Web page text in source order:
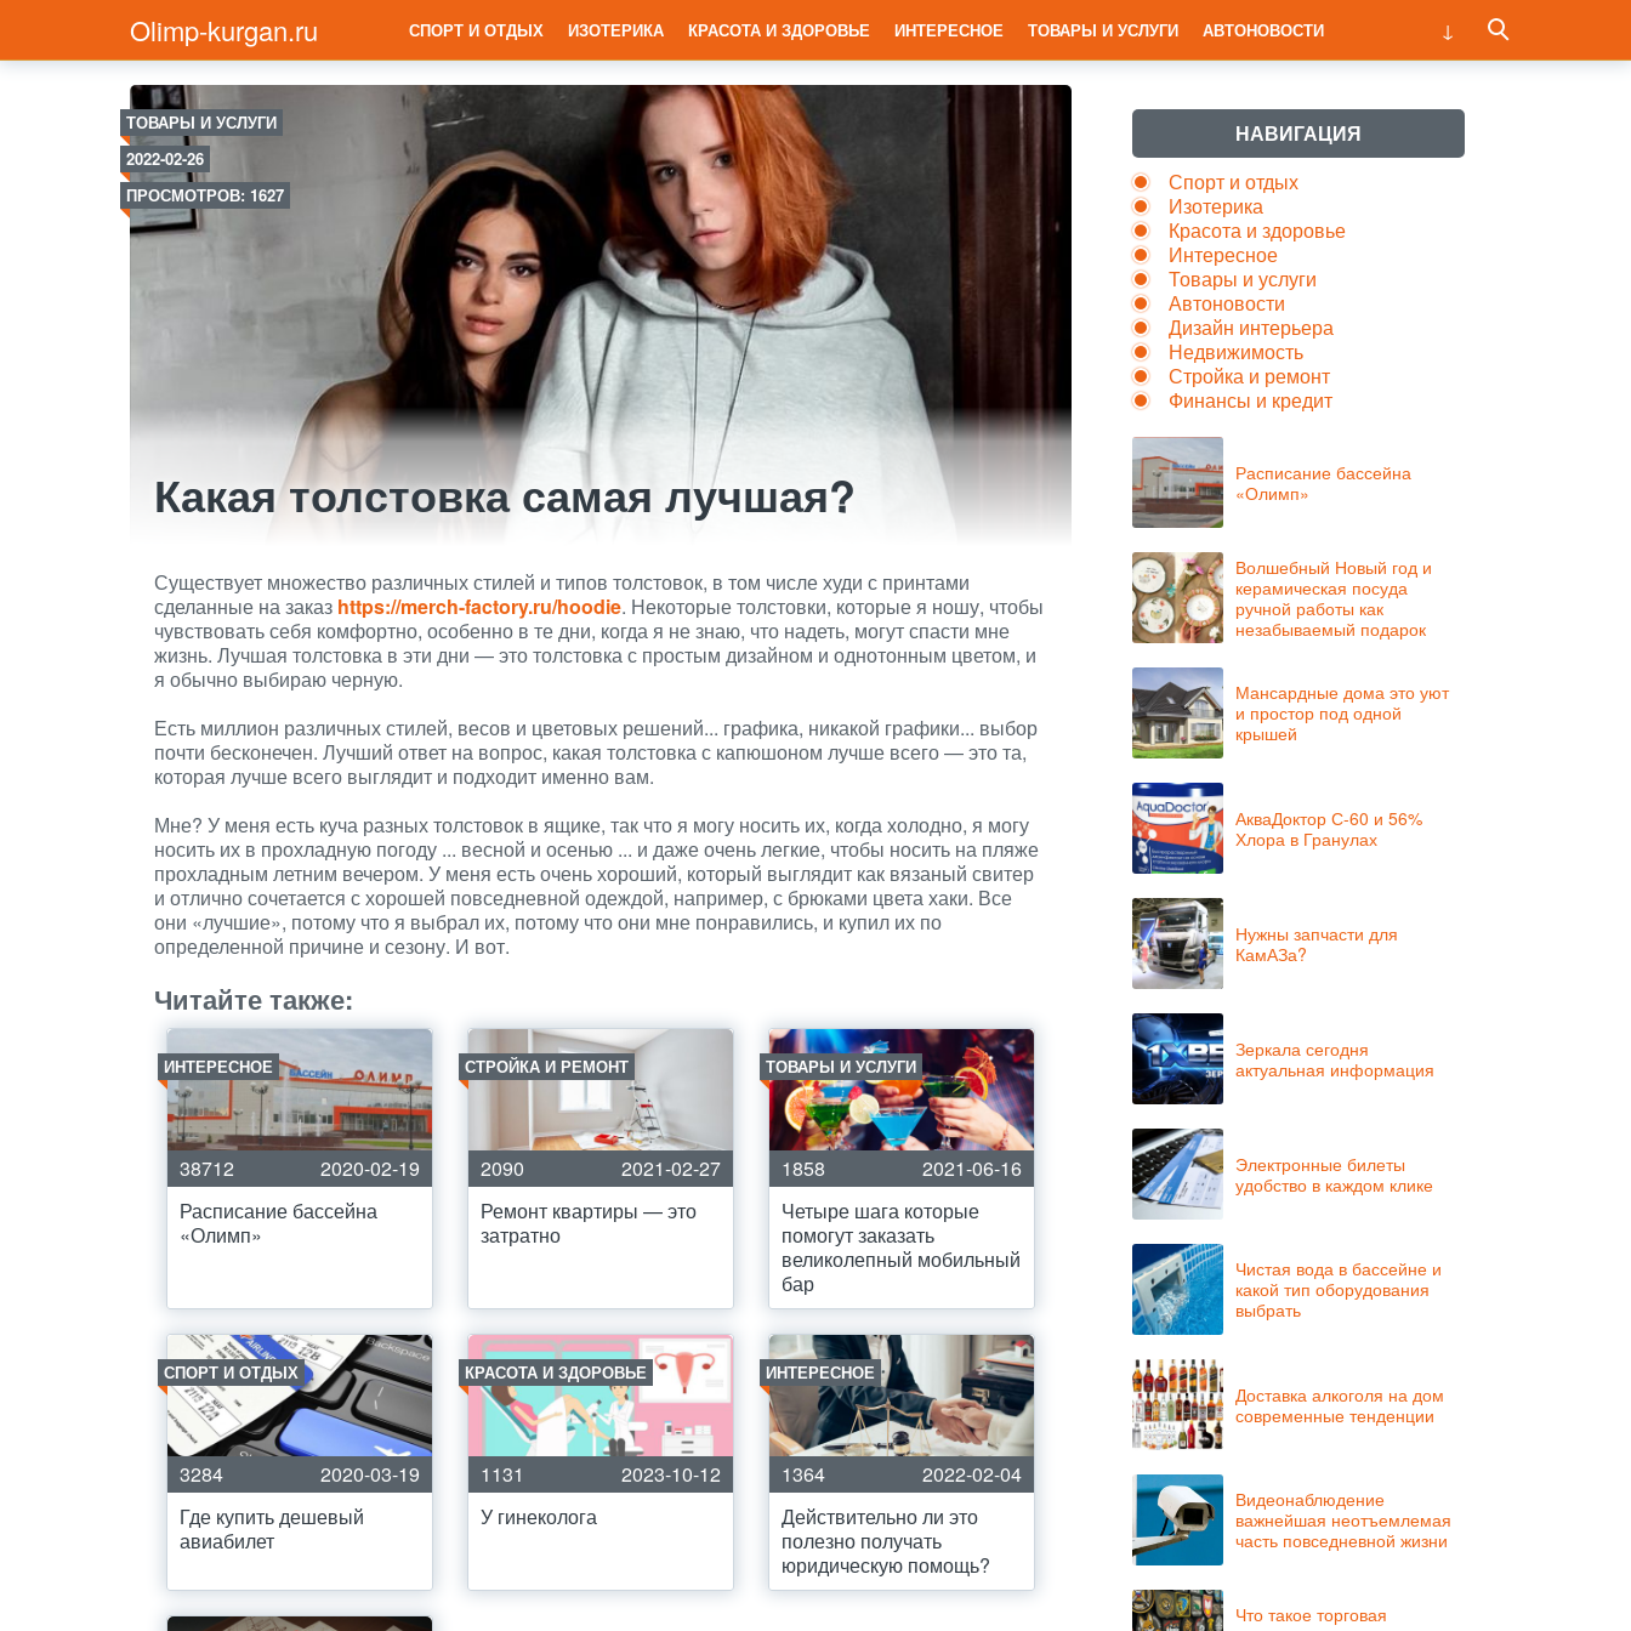
Olimp-kurgan.ru СПОРТ И ОТДЫХ ИЗОТЕРИКА КРАСОТА И ЗДОРОВЬЕ ИНТЕРЕСНОЕ ТОВАРЫ И УСЛУГИ АВТОНОВОСТИ
ТОВАРЫ И УСЛУГИ
2022-02-26
ПРОСМОТРОВ: 1627
Какая толстовка самая лучшая?
Существует множество различных стилей и типов толстовок, в том числе худи с принтами
сделанные на заказ https://merch-factory.ru/hoodie. Некоторые толстовки, которые я ношу, чтобы
чувствовать себя комфортно, особенно в те дни, когда я не знаю, что надеть, могут спасти мне
жизнь. Лучшая толстовка в эти дни — это толстовка с простым дизайном и однотонным цветом, и
я обычно выбираю черную.
Есть миллион различных стилей, весов и цветовых решений... графика, никакой графики... выбор
почти бесконечен. Лучший ответ на вопрос, какая толстовка с капюшоном лучше всего — это та,
которая лучше всего выглядит и подходит именно вам.
Мне? У меня есть куча разных толстовок в ящике, так что я могу носить их, когда холодно, я могу
носить их в прохладную погоду ... весной и осенью ... и даже очень легкие, чтобы носить на пляже
прохладным летним вечером. У меня есть очень хороший, который выглядит как вязаный свитер
и отлично сочетается с хорошей повседневной одеждой, например, с брюками цвета хаки. Все
они «лучшие», потому что я выбрал их, потому что они мне понравились, и купил их по
определенной причине и сезону. И вот.
Читайте также:
ИНТЕРЕСНОЕ
38712
2020-02-19
Расписание бассейна
«Олимп»
СТРОЙКА И РЕМОНТ
2090
2021-02-27
Ремонт квартиры — это
затратно
ТОВАРЫ И УСЛУГИ
1858
2021-06-16
Четыре шага которые
помогут заказать
великолепный мобильный
бар
СПОРТ И ОТДЫХ
3284
2020-03-19
Где купить дешевый
авиабилет
КРАСОТА И ЗДОРОВЬЕ
1131
2023-10-12
У гинеколога
ИНТЕРЕСНОЕ
1364
2022-02-04
Действительно ли это
полезно получать
юридическую помощь?
НАВИГАЦИЯ
Спорт и отдых
Изотерика
Красота и здоровье
Интересное
Товары и услуги
Автоновости
Дизайн интерьера
Недвижимость
Стройка и ремонт
Финансы и кредит
Расписание бассейна
«Олимп»
Волшебный Новый год и
керамическая посуда
ручной работы как
незабываемый подарок
Мансардные дома это уют
и простор под одной
крышей
АкваДоктор С-60 и 56%
Хлора в Гранулах
Нужны запчасти для
КамАЗа?
Зеркала сегодня
актуальная информация
Электронные билеты
удобство в каждом клике
Чистая вода в бассейне и
какой тип оборудования
выбрать
Доставка алкоголя на дом
современные тенденции
Видеонаблюдение
важнейшая неотъемлемая
часть повседневной жизни
Что такое торговая